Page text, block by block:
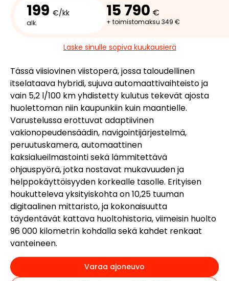
199 €/kk
alk.
15 790 €
+ toimistomaksu 349 €
Laske sinulle sopiva kuukausierä
Tässä viisiovinen viistoperä, jossa taloudellinen
itselataava hybridi, sujuva automaattivaihteisto ja
vain 5,2 l/100 km yhdistetty kulutus tekevät ajosta
huolettoman niin kaupunkiin kuin maantielle.
Varustelussa erottuvat adaptiivinen
vakionopeudensäädin, navigointijärjestelmä,
peruutuskamera, automaattinen
kaksialueilmastointi sekä lämmitettävä
ohjauspyörä, jotka nostavat mukavuuden ja
helppokäyttöisyyden korkealle tasolle. Erityisen
houkutteleva yksityiskohta on 10,25 tuuman
digitaalinen mittaristo, ja kokonaisuutta
täydentävät kattava huoltohistoria, viimeisin huolto
96 000 kilometrin kohdalla sekä kahdet renkaat
vanteineen.
Varaa ajoneuvo